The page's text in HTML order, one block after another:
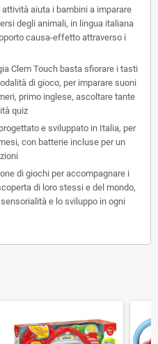
attività aiuta i bambini a imparare
degli animali, in lingua italiana
causa-effetto attraverso i
Clem Touch basta sfiorare i tasti
di gioco, per imparare suoni
primo inglese, ascoltare tante
quiz
e sviluppato in Italia, per
con batterie incluse per un
di giochi per accompagnare i
di loro stessi e del mondo,
e lo sviluppo in ogni